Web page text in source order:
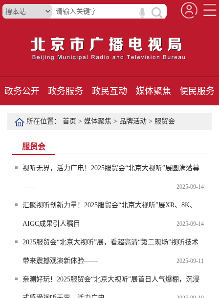
政务公开 政务服务 政民互动 媒体聚焦 便民服务
所在位置： 首页 > 媒体聚焦 > 品牌活动 > 服贸会
服贸会
视听无界，活力广电！2025服贸会“北京大视听”展圆满落幕
—— 2025-09-14
汇聚视听创新力量！2025服贸会“北京大视听”展XR、8K、
AIGC成果引人瞩目 2025-09-14
2025服贸会“北京大视听”展，看超高清“第二现场”视听技术
带来震撼观演新体验—— 2025-09-11
亲测好玩！2025服贸会“北京大视听”展首日人气爆棚，沉浸